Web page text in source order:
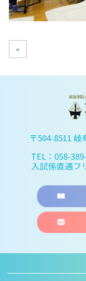
<
〒504-8511
TEL：058-
入試係直通フ